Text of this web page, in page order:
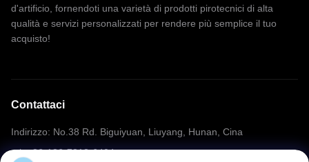
d'artificio, fornendoti una varietà di prodotti pirotecnici di alta
qualità e servizi personalizzati per rendere più semplice il tuo
acquisto!
Contattaci
Indirizzo: No.38 Rd. Biguiyuan, Liuyang, Hunan, Cina
tel: +86-186-7313-6404